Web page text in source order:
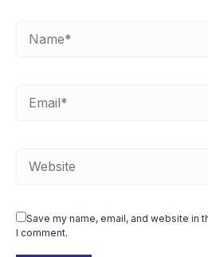
Save my name, email, and website in
I comment.